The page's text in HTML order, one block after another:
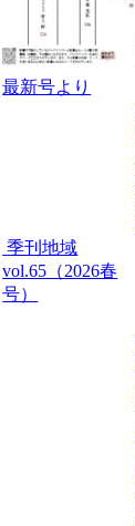
最新号より
季刊地域
vol.65（2026春
号）